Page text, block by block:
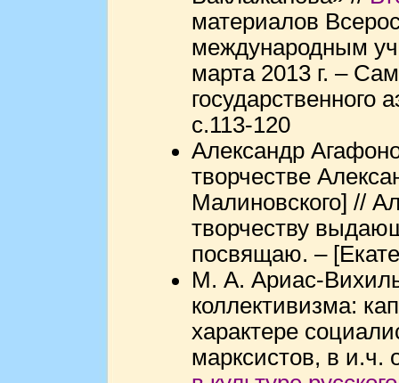
материалов
международным
марта 2013 г. –
государственного
с.113-120
Александр
творчестве
Малиновского] //
творчеству
посвящаю. –
М. А. Ариас-
коллективизма:
характере
марксистов, в и.ч.